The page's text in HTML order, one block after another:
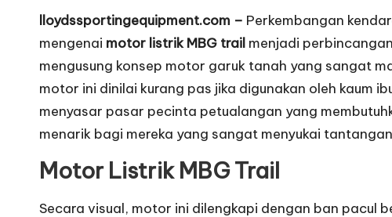
lloydssportingequipment.com – Perkembangan
mengenai motor listrik MBG trail menjadi
mengusung konsep motor garuk tanah yang sangat
motor ini dinilai kurang pas jika digunakan oleh kaum
menyasar pasar pecinta petualangan yang
menarik bagi mereka yang sangat menyukai
Motor Listrik MBG Trail
Secara visual, motor ini dilengkapi dengan ban pacul